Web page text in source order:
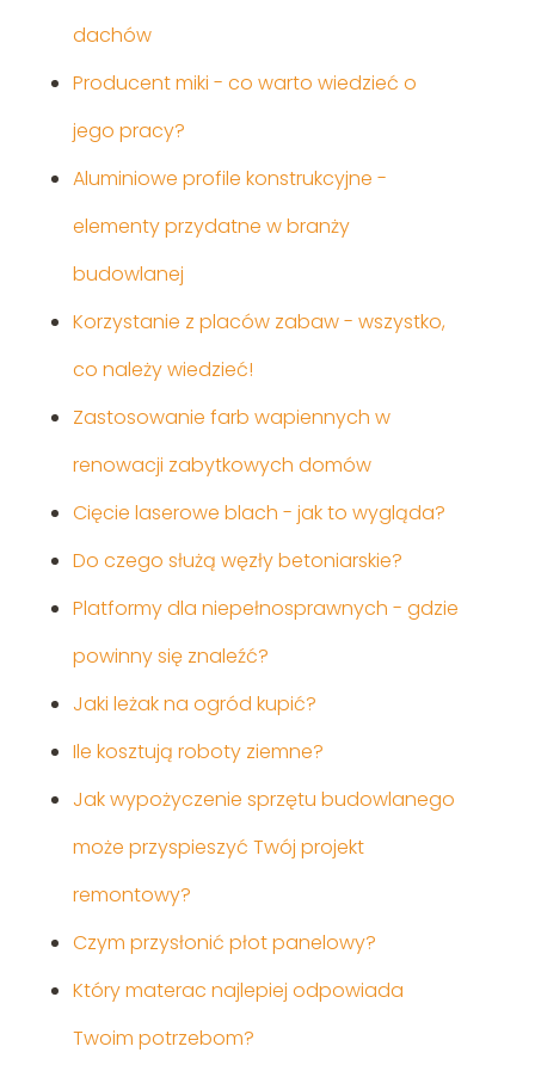
dachów
Producent miki - co warto wiedzieć o
jego pracy?
Aluminiowe profile konstrukcyjne -
elementy przydatne w branży
budowlanej
Korzystanie z placów zabaw - wszystko,
co należy wiedzieć!
Zastosowanie farb wapiennych w
renowacji zabytkowych domów
Cięcie laserowe blach - jak to wygląda?
Do czego służą węzły betoniarskie?
Platformy dla niepełnosprawnych - gdzie
powinny się znaleźć?
Jaki leżak na ogród kupić?
Ile kosztują roboty ziemne?
Jak wypożyczenie sprzętu budowlanego
może przyspieszyć Twój projekt
remontowy?
Czym przysłonić płot panelowy?
Który materac najlepiej odpowiada
Twoim potrzebom?